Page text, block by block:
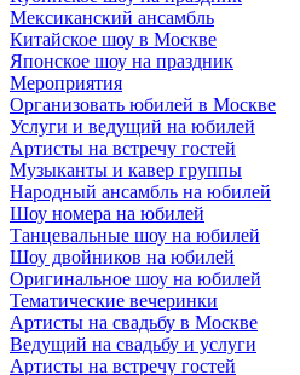
Мексиканский ансамбль
Китайское шоу в Москве
Японское шоу на праздник
Мероприятия
Организовать юбилей в Москве
Услуги и ведущий на юбилей
Артисты на встречу гостей
Музыканты и кавер группы
Народный ансамбль на юбилей
Шоу номера на юбилей
Танцевальные шоу на юбилей
Шоу двойников на юбилей
Оригинальное шоу на юбилей
Тематические вечеринки
Артисты на свадьбу в Москве
Ведущий на свадьбу и услуги
Артисты на встречу гостей